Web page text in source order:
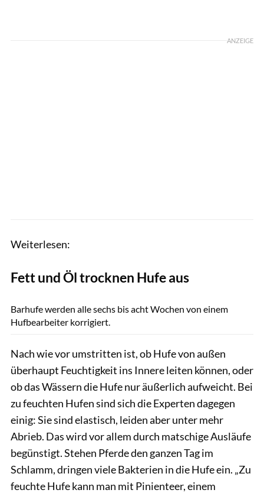
ANZEIGE
Weiterlesen:
Fett und Öl trocknen Hufe aus
Barhufe werden alle sechs bis acht Wochen von einem
Hufbearbeiter korrigiert.
Nach wie vor umstritten ist, ob Hufe von außen
überhaupt Feuchtigkeit ins Innere leiten können, oder
ob das Wässern die Hufe nur äußerlich aufweicht. Bei
zu feuchten Hufen sind sich die Experten dagegen
einig: Sie sind elastisch, leiden aber unter mehr
Abrieb. Das wird vor allem durch matschige Ausläufe
begünstigt. Stehen Pferde den ganzen Tag im
Schlamm, dringen viele Bakterien in die Hufe ein. „Zu
feuchte Hufe kann man mit Pinienteer, einem